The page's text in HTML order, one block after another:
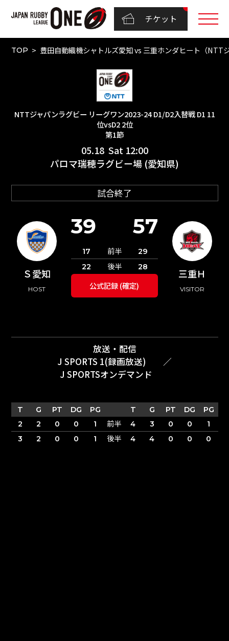
チケット
TOP 豊田自動織機シャトルズ愛知 vs 三重ホンダヒート（
NTTジャパンラグビー リーグワン2023-24 D1/D2入替戦 D1 11
位vsD2 2位
第1節
05.18 Sat 12:00
パロマ瑞穂ラグビー場 (愛知県)
試合終了
Ｓ愛知
HOST
三重Ｈ
VISITOR
39 57
17 前半
29
22
後半 28
公式記録 (確定)
放送・配信
J SPORTS 1(録画放送)
／
J SPORTSオンデマンド
T G PT DG PG T G PT DG
PG
2
2 0 0 1 前半 4 3 0 0
1
3
2 0 0 1 後半 4 4 0 0 0